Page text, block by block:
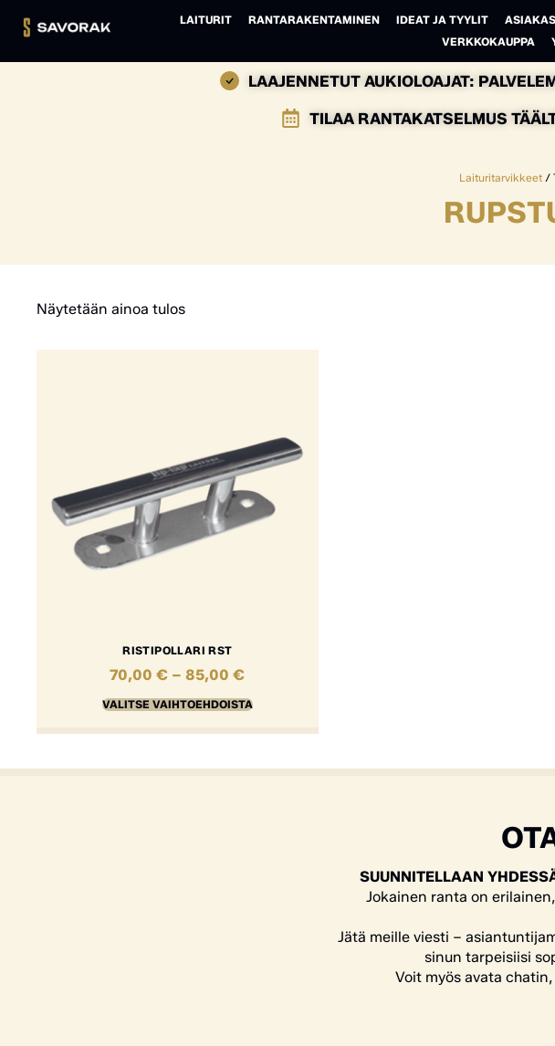
LAITURIT RANTARAKENTAMINEN IDEAT JA TYYLIT
VERKKOKAUPPA
LAAJENNETUT AUKIOLOAJAT:
TILAA RANTAKATSELMUS
Laituritarvikkeet/
Näytetään ainoa tulos
RISTIPOLLARI RST
70,00€ – 85,00€
VALITSE VAIHTOEHDOISTA
SUUNNITELLAAN
Jokainen ranta on
Jätä meille viesti –
sinun tarpeisiisi
Voit myös avata